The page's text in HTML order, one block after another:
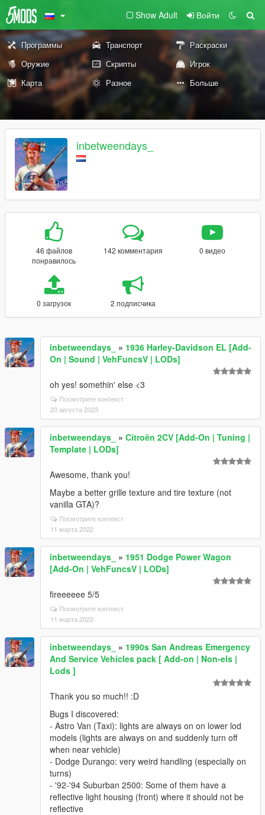
Show Adult Войти
Программы Транспорт
Раскраски
Оружие
Скрипты
Игрок
Карта
Разное Больше
inbetweendays_
46 файлов
понравилось
142 комментария 0 видео
0 загрузок 2 подписчика
inbetweendays_ » 1936 Harley-Davidson EL [Add-
On | Sound | VehFuncsV | LODs]
oh yes! somethin' else <3
Посмотрите контекст
20 августа 2023
inbetweendays_ » Citroën 2CV [Add-On | Tuning |
Template | LODs]
Awesome, thank you!
Maybe a better grille texture and tire texture (not
vanilla GTA)?
Посмотрите контекст
11 марта 2022
inbetweendays_ » 1951 Dodge Power Wagon
[Add-On | VehFuncsV | LODs]
fireeeeee 5/5
Посмотрите контекст
11 марта 2022
inbetweendays_ » 1990s San Andreas Emergency
And Service Vehicles pack [ Add-on | Non-els |
Lods ]
Thank you so much!! :D
Bugs I discovered:
- Astro Van (Taxi): lights are always on on lower lod
models (lights are always on and suddenly turn off
when near vehicle)
- Dodge Durango: very weird handling (especially on
turns)
- '92-'94 Suburban 2500: Some of them have a
reflective light housing (front) where it should not be
reflective